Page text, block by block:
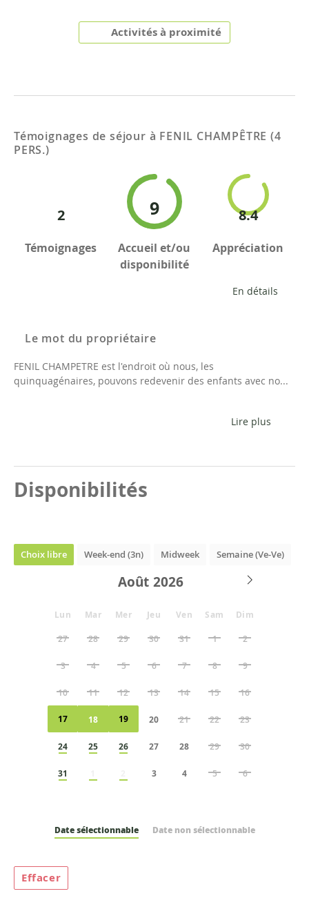
Activités à proximité
Témoignages de séjour à FENIL CHAMPÊTRE (4
PERS.)
2
Témoignages
9
Accueil et/ou
disponibilité
8.4
Appréciation
En détails
Le mot du propriétaire
FENIL CHAMPETRE est l'endroit où nous, les
quinquagénaires, pouvons redevenir des enfants avec no...
Lire plus
Disponibilités
Choix libre Week-end (3n) Midweek Semaine (Ve-Ve)
Août
Lun Mar Mer Jeu Ven Sam Dim
27 28 29 30 31 1 2
3 4 5 6 7 8 9
10 11 12 13 14 15 16
17 18 19 20 21 22 23
24 25 26 27 28 29 30
31 3 4 5 6
Date sélectionnable Date non sélectionnable
Effacer